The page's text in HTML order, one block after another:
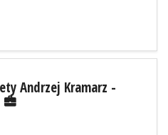
Andrzej Kramarz -